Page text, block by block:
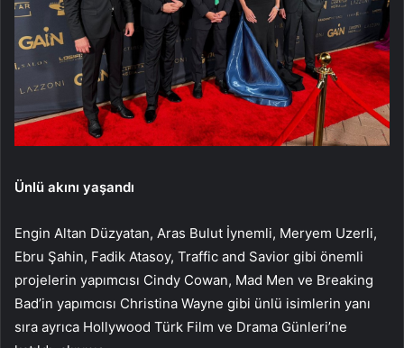
Ünlü akını yaşandı
Engin Altan Düzyatan, Aras Bulut İynemli, Meryem Uzerli,
Ebru Şahin, Fadik Atasoy, Traffic and Savior gibi önemli
projelerin yapımcısı Cindy Cowan, Mad Men ve Breaking
Bad’in yapımcısı Christina Wayne gibi ünlü isimlerin yanı
sıra ayrıca Hollywood Türk Film ve Drama Günleri’ne